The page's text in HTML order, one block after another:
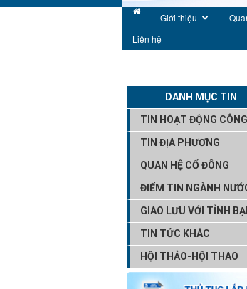
Giới thiệu
Liên hệ
DANH MỤC TIN
TIN HOẠT ĐỘNG
TIN ĐỊA PHƯƠNG
QUAN HỆ CỔ ĐÔNG
ĐIỂM TIN NGÀNH
GIAO LƯU VỚI TỈNH
TIN TỨC KHÁC
HỘI THẢO-HỘI THAO